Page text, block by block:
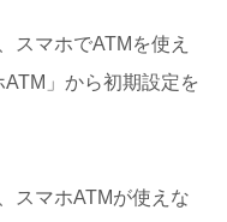
スマホでATMを使え
」から初期設定を
スマホATMが使えな